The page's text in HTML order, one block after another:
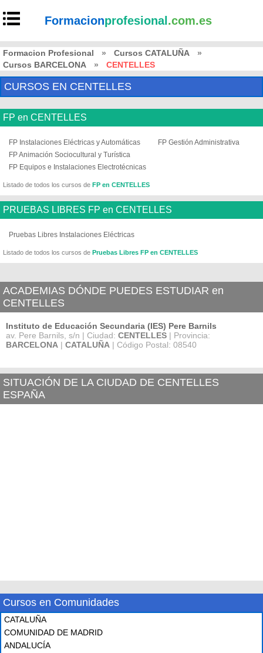
Formacionprofesional .com.es
Formacion Profesional » Cursos CATALUÑA
»
Cursos BARCELONA
» CENTELLES
CURSOS EN CENTELLES
FP en CENTELLES
FP Instalaciones Eléctricas y Automáticas
FP Gestión Administrativa
FP Animación Sociocultural y Turística
FP Equipos e Instalaciones Electrotécnicas
Listado de todos los cursos de FP en CENTELLES
PRUEBAS LIBRES FP en CENTELLES
Pruebas Libres Instalaciones Eléctricas
Listado de todos los cursos de Pruebas Libres FP en CENTELLES
ACADEMIAS DÓNDE PUEDES ESTUDIAR en
CENTELLES
Instituto de Educación Secundaria (IES) Pere Barnils
av. Pere Barnils, s/n | Ciudad: CENTELLES | Provincia:
BARCELONA | CATALUÑA | Código Postal: 08540
SITUACIÓN DE LA CIUDAD DE CENTELLES
ESPAÑA
Cursos en Comunidades
CATALUÑA
COMUNIDAD DE MADRID
ANDALUCÍA